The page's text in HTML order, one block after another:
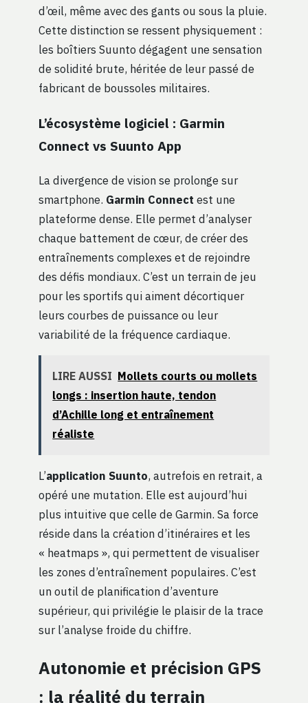
d’œil, même avec des gants ou sous la pluie.
Cette distinction se ressent physiquement :
les boîtiers Suunto dégagent une sensation
de solidité brute, héritée de leur passé de
fabricant de boussoles militaires.
L’écosystème logiciel : Garmin
Connect vs Suunto App
La divergence de vision se prolonge sur
smartphone. Garmin Connect est une
plateforme dense. Elle permet d’analyser
chaque battement de cœur, de créer des
entraînements complexes et de rejoindre
des défis mondiaux. C’est un terrain de jeu
pour les sportifs qui aiment décortiquer
leurs courbes de puissance ou leur
variabilité de la fréquence cardiaque.
LIRE AUSSI Mollets courts ou mollets
longs : insertion haute, tendon
d’Achille long et entraînement
réaliste
L’application Suunto, autrefois en retrait, a
opéré une mutation. Elle est aujourd’hui
plus intuitive que celle de Garmin. Sa force
réside dans la création d’itinéraires et les
« heatmaps », qui permettent de visualiser
les zones d’entraînement populaires. C’est
un outil de planification d’aventure
supérieur, qui privilégie le plaisir de la trace
sur l’analyse froide du chiffre.
Autonomie et précision GPS
: la réalité du terrain